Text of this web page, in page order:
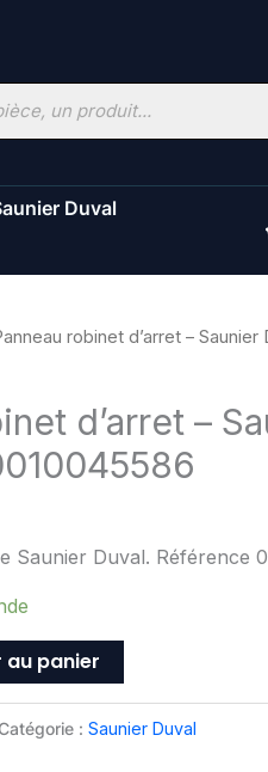
Duval
robinet d’arret – Saunier
d’arret –
Saunier Duval. Référence
au panier
Catégorie : Saunier Duval